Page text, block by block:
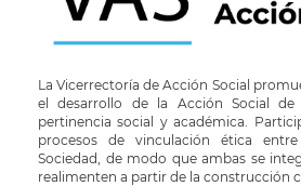
La Vicerrectoría de Acción Social
el desarrollo de la Acción Social de
pertinencia social y académica.
procesos de vinculación ética
Sociedad, de modo que ambas se
realimenten a partir de la construcción